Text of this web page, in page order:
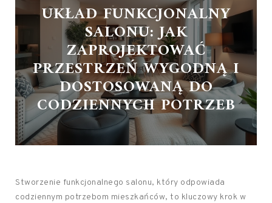
UKŁAD FUNKCJONALNY
SALONU: JAK
ZAPROJEKTOWAĆ
PRZESTRZEŃ WYGODNĄ I
DOSTOSOWANĄ DO
CODZIENNYCH POTRZEB
Stworzenie funkcjonalnego salonu, który odpowiada
codziennym potrzebom mieszkańców, to kluczowy krok w